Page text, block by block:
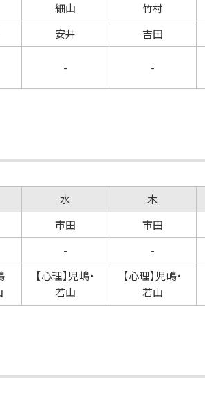
細山 竹村
安井 吉田
- -
水 木
市田 市田
- -
【心理】児嶋・
若山
【心理】児嶋・
若山